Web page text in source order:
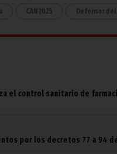
CAN 2025 Defensor
el control sanitario de
por los decretos 77 a 94